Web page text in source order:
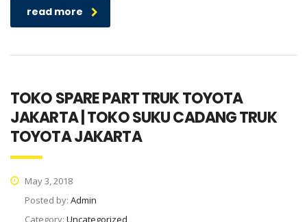
read more
TOKO SPARE PART TRUK TOYOTA
JAKARTA | TOKO SUKU CADANG TRUK
TOYOTA JAKARTA
May 3, 2018
Posted by: Admin
Category: Uncategorized